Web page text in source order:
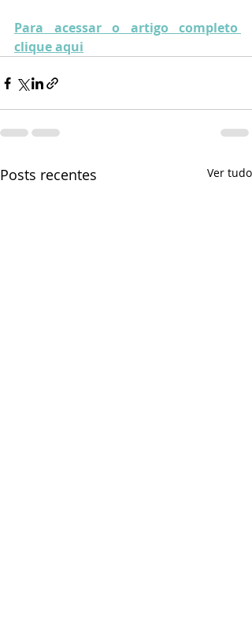
Para acessar o artigo completo
clique aqui
Posts recentes Ver tudo